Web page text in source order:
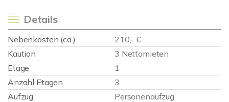
Details
Nebenkosten (ca.)
210,- €
Kaution
3 Nettomieten
Etage
1
Anzahl Etagen
3
Aufzug
Personenaufzug